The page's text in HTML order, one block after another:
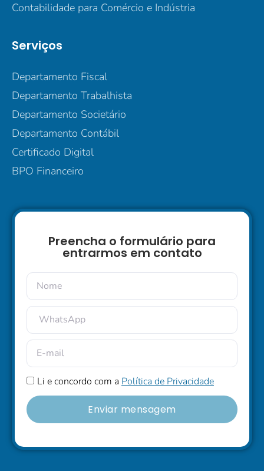
Contabilidade para Comércio e Indústria
Serviços
Departamento Fiscal
Departamento Trabalhista
Departamento Societário
Departamento Contábil
Certificado Digital
BPO Financeiro
Preencha o formulário para
entrarmos em contato
Li e concordo com a Política de Privacidade
Enviar mensagem